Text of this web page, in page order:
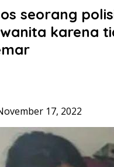
seorang
karena
17, 2022